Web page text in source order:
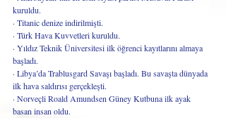
kuruldu.
· Titanic denize indirilmişti.
· Türk Hava Kuvvetleri kuruldu.
· Yıldız Teknik Üniversitesi ilk öğrenci kayıtlarını almaya
başladı.
· Libya’da Trablusgard Savaşı başladı. Bu savaşta dünyada
ilk hava saldırısı gerçekleşti.
· Norveçli Roald Amundsen Güney Kutbuna ilk ayak
basan insan oldu.